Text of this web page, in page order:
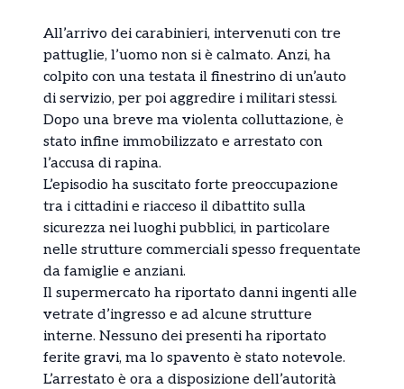
All’arrivo dei carabinieri, intervenuti con tre
pattuglie, l’uomo non si è calmato. Anzi, ha
colpito con una testata il finestrino di un’auto
di servizio, per poi aggredire i militari stessi.
Dopo una breve ma violenta colluttazione, è
stato infine immobilizzato e arrestato con
l’accusa di rapina.
L’episodio ha suscitato forte preoccupazione
tra i cittadini e riacceso il dibattito sulla
sicurezza nei luoghi pubblici, in particolare
nelle strutture commerciali spesso frequentate
da famiglie e anziani.
Il supermercato ha riportato danni ingenti alle
vetrate d’ingresso e ad alcune strutture
interne. Nessuno dei presenti ha riportato
ferite gravi, ma lo spavento è stato notevole.
L’arrestato è ora a disposizione dell’autorità